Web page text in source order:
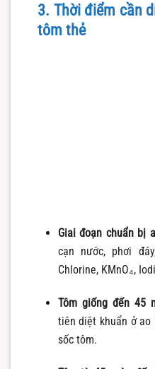
3. Thời điểm cần
tôm thẻ
Giai đoạn chuẩn bị
cạn nước, phơi
Chlorine, KMnO₄,
Tôm giống đến 45
tiên diệt khuẩn ở ao
sốc tôm.